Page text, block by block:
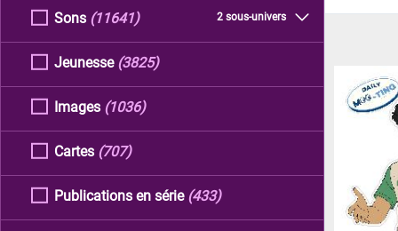
Sons 2 sous-univers
(11641)
Jeunesse (3825)
Images (1036)
Cartes (707)
Publications en série (433)